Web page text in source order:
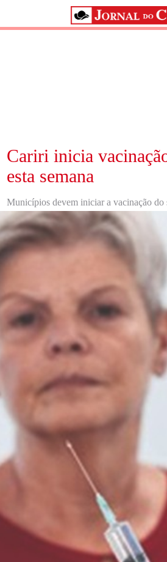
Cariri inicia
esta semana
Municípios devem iniciar a vacinação